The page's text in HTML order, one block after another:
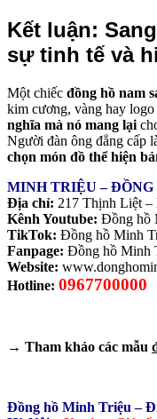
Kết luận:
sự tinh tế và
Một chiếc đồng hồ nam
kim cương, vàng hay
nghĩa mà nó mang lại
Người đàn ông đẳng cấp
chọn món đồ thể hiện
MINH TRIỆU – ĐỒNG
Địa chỉ: 217 Thịnh Liệt
Kênh Youtube: Đồng hồ
TikTok: Đồng hồ Minh
Fanpage: Đồng hồ Minh
Website:
Hotline: 0967700000
→ Tham khảo các mẫu
Đồng hồ Minh Triệu –